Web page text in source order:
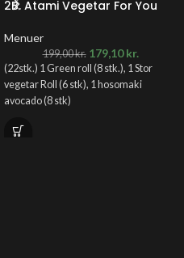
2B. Atami Vegetar For You
Menuer
199,00kr. 179,10kr.
(22stk.) 1 Green roll (8 stk.), 1 Stor
vegetar Roll (6 stk), 1 hosomaki
avocado (8 stk)